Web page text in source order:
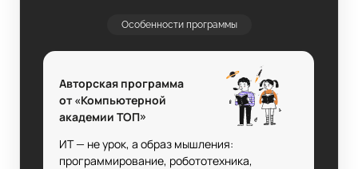
Особенности программы
Авторская программа
от «Компьютерной
академии ТОП»
ИТ — не урок, а образ мышления:
программирование, робототехника,